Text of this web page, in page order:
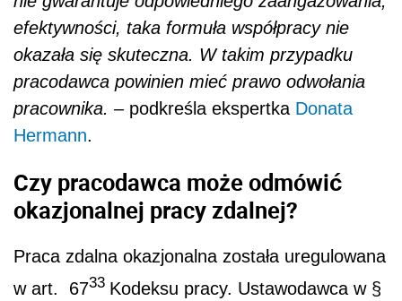
efektywności, taka formuła współpracy nie
okazała się skuteczna. W takim przypadku
pracodawca powinien mieć prawo odwołania
pracownika. – podkreśla ekspertka Donata
Hermann.
Czy pracodawca może odmówić
okazjonalnej pracy zdalnej?
Praca zdalna okazjonalna została uregulowana
w art. 6733 Kodeksu pracy. Ustawodawca w §